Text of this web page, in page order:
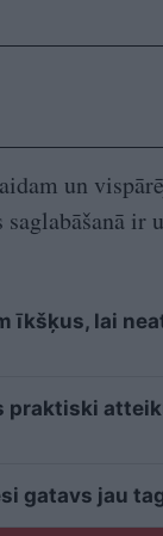
un
ir
īkšķus, lai
praktiski
gatavs jau